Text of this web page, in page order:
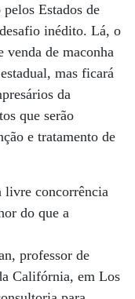
Estados de
inédito. Lá, o
venda de maconha
mas ficará
da
que serão
e tratamento de
livre concorrência
do que a
professor de
Califórnia, em Los